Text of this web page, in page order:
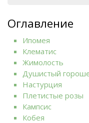
Оглавление
Ипомея
Клематис
Жимолость
Душистый
Настурция
Плетистые розы
Кампсис
Кобея